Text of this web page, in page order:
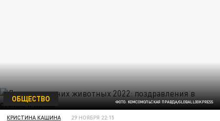
ФОТО: КОМСОМОЛЬСКАЯ ПРАВДА/GLOBALLOOKPRESS
ОБЩЕСТВО
КРИСТИНА КАШИНА 29 НОЯБРЯ 22:15